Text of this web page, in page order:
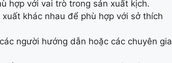
hợp với vai trò trong sản xuất kịch.
khác nhau để phù hợp với sở thích
người hướng dẫn hoặc các chuyên gia